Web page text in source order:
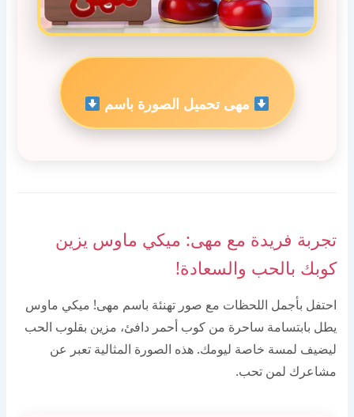
مهى تحميل الصورة باسم
تجربة فريدة مع مهى: ميكي ماوس يزين
كوبك بالحب والسعادة!
احتفل بأجمل اللحظات مع صور تهنئة باسم مهى! ميكي ماوس
يطل بابتسامة ساحرة من كوب أحمر دافئ، مزين بقلوب الحب
ليضيف لمسة خاصة ليومك. هذه الصورة المثالية تعبر عن
مشاعرك لمن تحب.